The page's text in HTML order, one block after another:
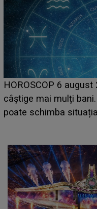
LINE-UP UNTOLD
care deschid
așteptate concerte